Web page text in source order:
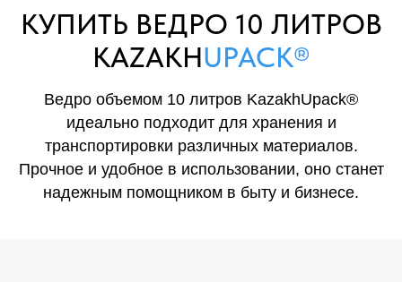
КУПИТЬ ВЕДРО 10 ЛИТРОВ
KAZAKHUPACK®
Ведро объемом 10 литров KazakhUpack®
идеально подходит для хранения и
транспортировки различных материалов.
Прочное и удобное в использовании, оно станет
надежным помощником в быту и бизнесе.